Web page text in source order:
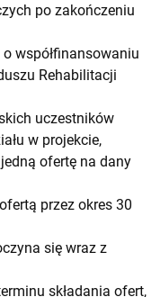
po zakończeniu
współfinansowaniu
Rehabilitacji
uczestników
w projekcie,
ofertę na dany
przez okres 30
się wraz z
składania ofert,